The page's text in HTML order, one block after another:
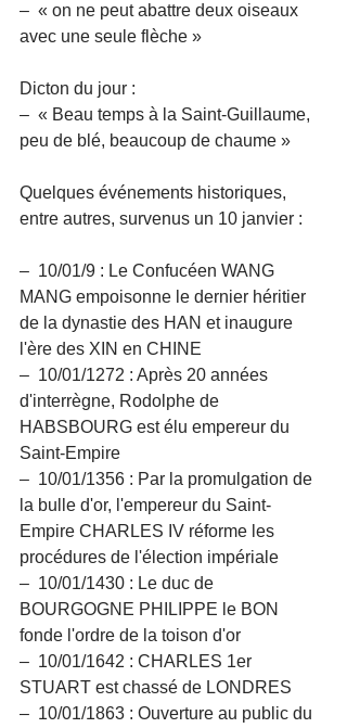
–  « on ne peut abattre deux oiseaux
avec une seule flèche »
Dicton du jour :
–  « Beau temps à la Saint-Guillaume,
peu de blé, beaucoup de chaume »
Quelques événements historiques,
entre autres, survenus un 10 janvier :
–  10/01/9 : Le Confucéen WANG
MANG empoisonne le dernier héritier
de la dynastie des HAN et inaugure
l'ère des XIN en CHINE
–  10/01/1272 : Après 20 années
d'interrègne, Rodolphe de
HABSBOURG est élu empereur du
Saint-Empire
–  10/01/1356 : Par la promulgation de
la bulle d'or, l'empereur du Saint-
Empire CHARLES IV réforme les
procédures de l'élection impériale
–  10/01/1430 : Le duc de
BOURGOGNE PHILIPPE le BON
fonde l'ordre de la toison d'or
–  10/01/1642 : CHARLES 1er
STUART est chassé de LONDRES
–  10/01/1863 : Ouverture au public du